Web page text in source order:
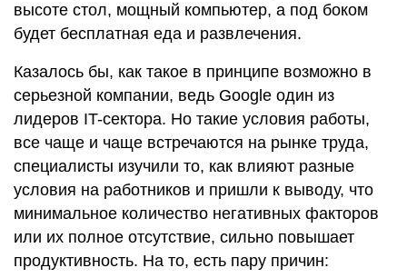
высоте стол, мощный компьютер, а под боком
будет бесплатная еда и развлечения.
Казалось бы, как такое в принципе возможно в
серьезной компании, ведь Google один из
лидеров IT-сектора. Но такие условия работы,
все чаще и чаще встречаются на рынке труда,
специалисты изучили то, как влияют разные
условия на работников и пришли к выводу, что
минимальное количество негативных факторов
или их полное отсутствие, сильно повышает
продуктивность. На то, есть пару причин: